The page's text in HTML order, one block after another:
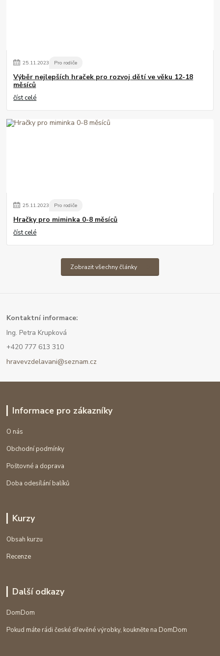
25.11.2023 Pro rodiče
Výběr nejlepších hraček pro rozvoj dětí ve věku 12-18
měsíců
číst celé
25.11.2023 Pro rodiče
Hračky pro miminka 0-8 měsíců
číst celé
Zobrazit všechny články
Kontaktní informace:
Ing. Petra Krupková
+420 777 613 310
hravevzdelavani@seznam.cz
Informace pro zákazníky
O nás
Obchodní podmínky
Poštovné a doprava
Doba odesílání balíků
Kurzy
Obsah kurzu
Recenze
Další odkazy
DomDom
Pokud máte rádi české dřevěné výrobky, koukněte na DomDom